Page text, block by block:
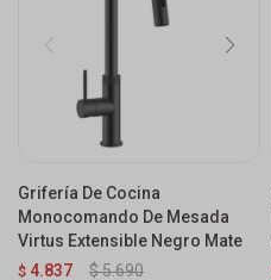
Grifería De Cocina
Monocomando De Mesada
Virtus Extensible Negro Mate
$ 4.837 $5.690